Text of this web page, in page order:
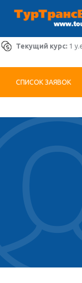
Текущий курс: 1
СПИСОК ЗАЯВОК